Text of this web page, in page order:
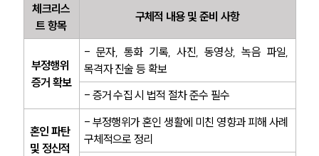
체크리스
트 항목
구체적 내용 및 준비 사항
부정행위
증거 확보
- 문자, 통화 기록, 사진, 동영상, 녹음 파일,
목격자 진술 등 확보
- 증거 수집 시 법적 절차 준수 필수
혼인 파탄
및 정신적
- 부정행위가 혼인 생활에 미친 영향과 피해 사례
구체적으로 정리